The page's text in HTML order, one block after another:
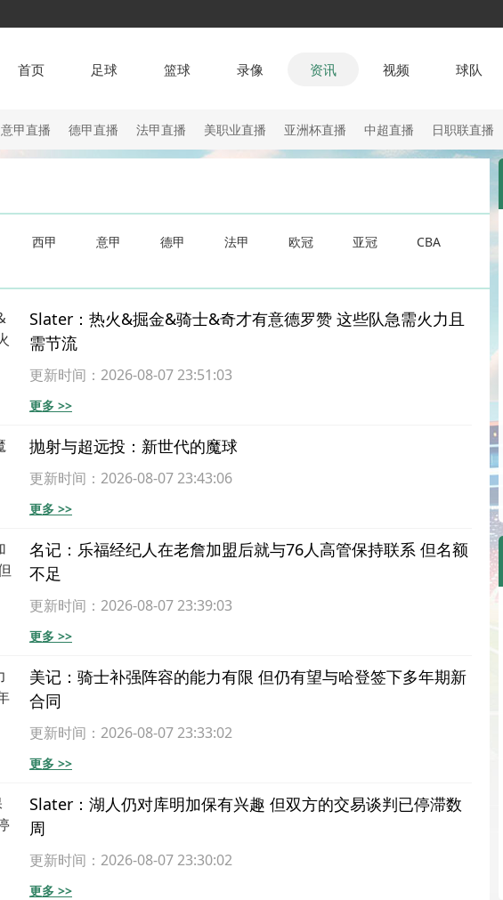
首页 足球 篮球 录像 资讯 视频 球队
意甲直播 德甲直播 法甲直播 美职业直播 亚洲杯直播 中超直播 日职联直播
西甲 意甲 德甲 法甲 欧冠 亚冠
CBA
Slater：热火&掘金&骑士&奇才有意德罗赞 这些队急需火力且
需节流
更新时间：2026-08-07 23:51:03
更多 >>
抛射与超远投：新世代的魔球
更新时间：2026-08-07 23:43:06
更多 >>
名记：乐福经纪人在老詹加盟后就与76人高管保持联系 但名额
不足
更新时间：2026-08-07 23:39:03
更多 >>
美记：骑士补强阵容的能力有限 但仍有望与哈登签下多年期新
合同
更新时间：2026-08-07 23:33:02
更多 >>
Slater：湖人仍对库明加保有兴趣 但双方的交易谈判已停滞数
周
更新时间：2026-08-07 23:30:02
更多 >>